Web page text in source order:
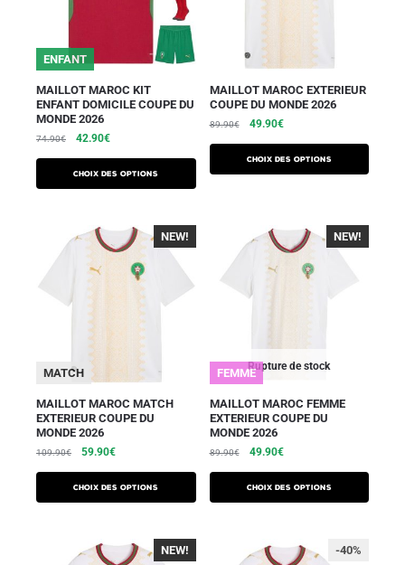
ENFANT
MAILLOT MAROC KIT
ENFANT DOMICILE COUPE DU
MONDE 2026
74.90€ 42.90€
Choix des options
MAILLOT MAROC EXTERIEUR
COUPE DU MONDE 2026
89.90€ 49.90€
Choix des options
-40%
NEW!
MATCH
MAILLOT MAROC MATCH
EXTERIEUR COUPE DU
MONDE 2026
109.90€ 59.90€
Choix des options
Rupture de stock
-40%
NEW!
FEMME
MAILLOT MAROC FEMME
EXTERIEUR COUPE DU
MONDE 2026
89.90€ 49.90€
Choix des options
-40%
NEW! -40%